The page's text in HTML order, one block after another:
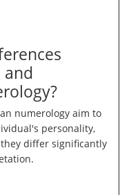
and
numerology aim to
personality,
differ significantly